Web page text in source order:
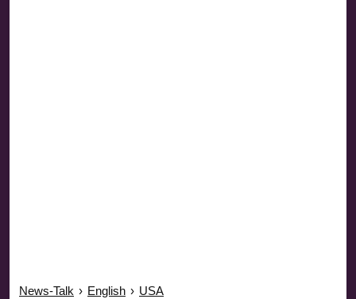
News-Talk › English › USA